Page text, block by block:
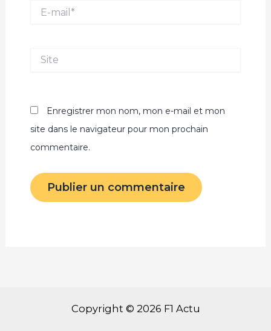
mail*
Site
Enregistrer mon nom, mon e-mail et mon
site dans le navigateur pour mon prochain
commentaire.
Copyright © 2026 F1 Actu